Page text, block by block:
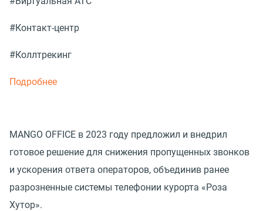
#Контакт-центр
#Коллтрекинг
Подробнее
MANGO OFFICE в 2023 году предложил и внедрил
готовое решение для снижения пропущенных звонков
и ускорения ответа операторов, объединив ранее
разрозненные системы телефонии курорта «Роза
Хутор».